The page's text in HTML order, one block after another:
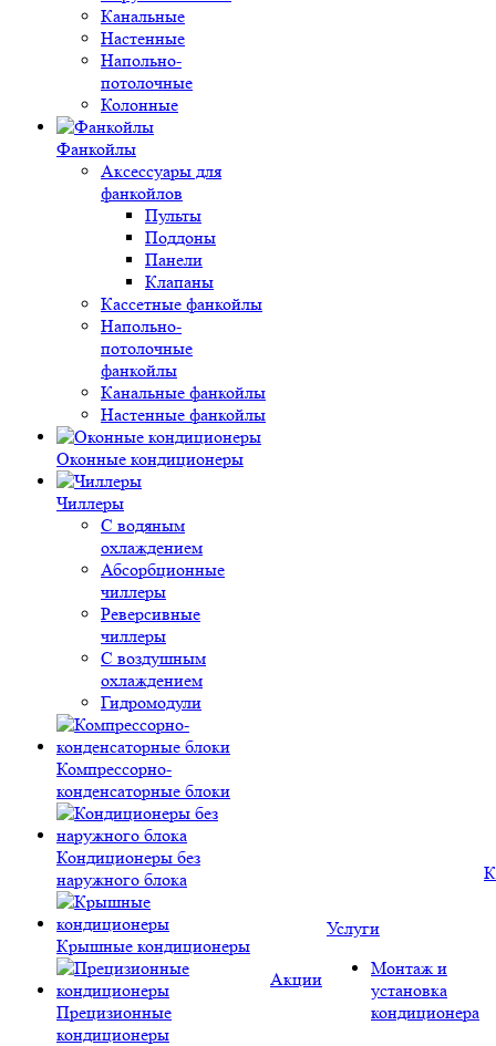
Канальные
Настенные
Напольно-
потолочные
Колонные
Фанкойлы
Аксессуары для
фанкойлов
Пульты
Поддоны
Панели
Клапаны
Кассетные фанкойлы
Напольно-
потолочные
фанкойлы
Канальные фанкойлы
Настенные фанкойлы
Оконные кондиционеры
Чиллеры
С водяным
охлаждением
Абсорбционные
чиллеры
Реверсивные
чиллеры
С воздушным
охлаждением
Гидромодули
Компрессорно-
конденсаторные блоки
Кондиционеры без
наружного блока
Крышные кондиционеры
Прецизионные
кондиционеры
Акции
Услуги
Монтаж и
установка
кондиционера